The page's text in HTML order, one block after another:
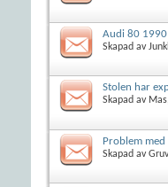
Audi 80 1990
Skapad av
Stolen har
Skapad av Mas
Problem
Skapad av